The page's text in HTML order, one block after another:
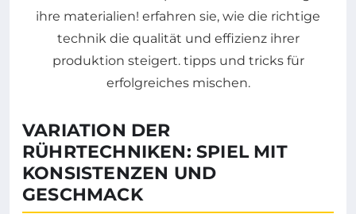
VARIATION DER
RÜHRTECHNIKEN: SPIEL MIT
KONSISTENZEN UND
GESCHMACK